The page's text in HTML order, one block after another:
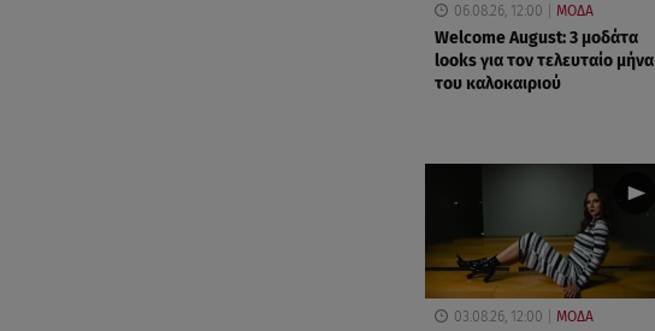
06.08.26, 12:00 ΜΟΔΑ
Welcome August: 3 μοδάτα
looks για τον τελευταίο μήνα
του καλοκαιριού
03.08.26, 12:00 ΜΟΔΑ